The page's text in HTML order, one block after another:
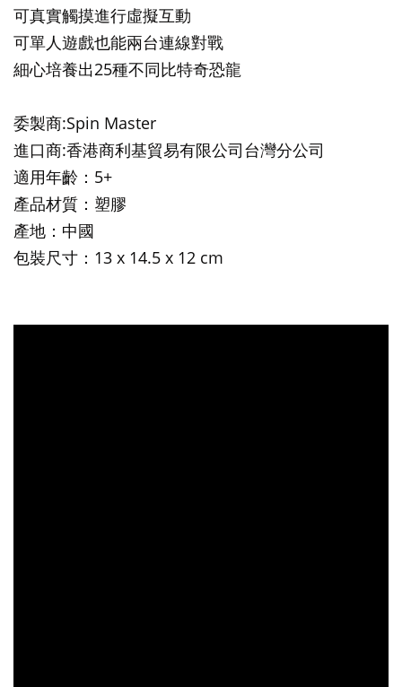
可真實觸摸進行虛擬互動
可單人遊戲也能兩台連線對戰
細心培養出25種不同比特奇恐龍
委製商:Spin Master
進口商:香港商利基貿易有限公司台灣分公司
適用年齡：5+
產品材質：塑膠
產地：中國
包裝尺寸 ：13 x 14.5 x 12 cm